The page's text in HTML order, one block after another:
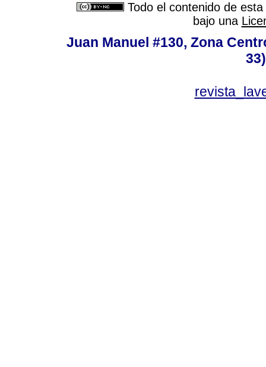
Todo el contenido de
bajo una
Juan Manuel #130, Zona